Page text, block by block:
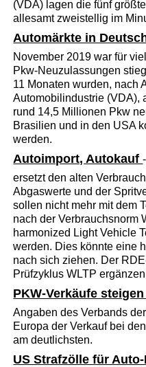
(VDA) lagen die fünf
allesamt zweistellig im
Automärkte in
November 2019 war für
Pkw-Neuzulassungen
11 Monaten wurden, nach
Automobilindustrie (VDA),
rund 14,5 Millionen Pkw
Brasilien und in den USA
werden.
Autoimport, Autokauf
ersetzt den alten
Abgaswerte und der
sollen nicht mehr mit dem
nach der Verbrauchsnorm
harmonized Light Vehicle
werden. Dies könnte eine
nach sich ziehen. Der
Prüfzyklus WLTP
PKW-Verkäufe
Angaben des Verbands
Europa der Verkauf bei
am deutlichsten.
US Strafzölle für